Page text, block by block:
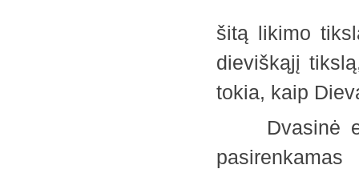
šitą likimo
dieviškąjį
tokia, kaip
Dvasinė